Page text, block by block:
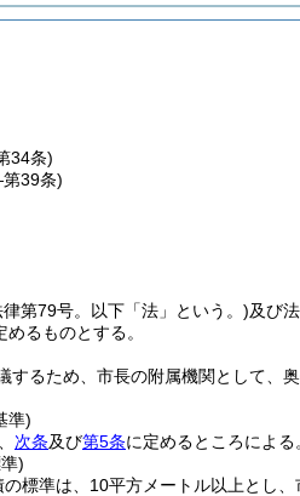
34条)
39条)
第79号。以下「法」という。)及び
るものとする。
るため、市長の附属機関として、
準)
次条及び第5条に定めるところによる
)
標準は、10平方メートル以上とし